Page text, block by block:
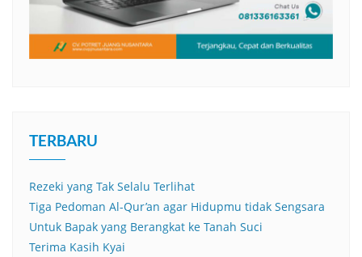
TERBARU
Rezeki yang Tak Selalu Terlihat
Tiga Pedoman Al-Qur’an agar Hidupmu tidak Sengsara
Untuk Bapak yang Berangkat ke Tanah Suci
Terima Kasih Kyai